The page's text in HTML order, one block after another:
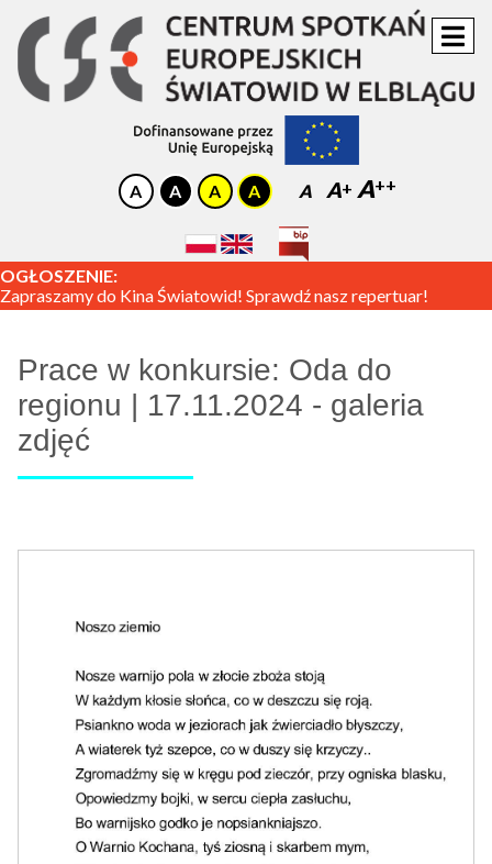
A A A
OGŁOSZENIE:
Zapraszamy do Kina Światowid! Sprawdź nasz repertuar!
Prace w konkursie: Oda do
regionu | 17.11.2024 - galeria
zdjęć